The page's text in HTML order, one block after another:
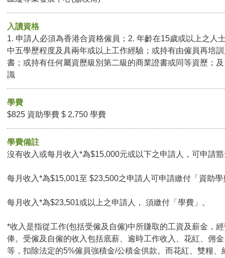
入讀資格
1. 申請人必須為香港合資格僱員；2. 年齡在15歲或以上之人
中五學歷程度及具兩年或以上工作經驗；或持有由僱員再培
書；或持有任何屬資歷級別第二級的商業證書或同等資歷；
識
學費
$825 資助學費 $ 2,750 學費
學費備註
沒有收入或每月收入*為$15,000元或以下之申請人，可申請
每月收入*為$15,001至 $23,500之申請人可申請繳付「資助學
每月收入*為$23,501或以上之申請人， 須繳付「學費」。
*收入是指從工作(包括受僱及自僱)中所賺取的工資及薪金，
俸。受僱及自僱的收入包括底薪、逾時工作收入、花紅、佣
等，扣除法定的5%僱員強積金/公積金供款。而花紅、雙糧、